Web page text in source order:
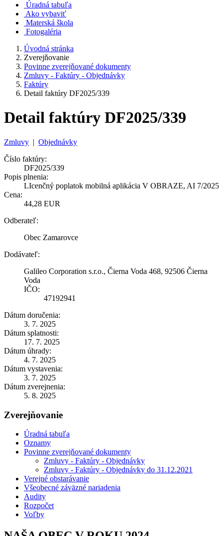
Úradná tabuľa
Ako vybaviť
Materská škola
Fotogaléria
Úvodná stránka
Zverejňovanie
Povinne zverejňované dokumenty
Zmluvy - Faktúry - Objednávky
Faktúry
Detail faktúry DF2025/339
Detail faktúry DF2025/339
Zmluvy | Objednávky
Číslo faktúry:
DF2025/339
Popis plnenia:
LIcenčný poplatok mobilná aplikácia V OBRAZE, AI 7/2025
Cena:
44,28 EUR
Odberateľ:
Obec Zamarovce
Dodávateľ:
Galileo Corporation s.r.o., Čierna Voda 468, 92506 Čierna
Voda
IČO:
47192941
Dátum doručenia:
3. 7. 2025
Dátum splatnosti:
17. 7. 2025
Dátum úhrady:
4. 7. 2025
Dátum vystavenia:
3. 7. 2025
Dátum zverejnenia:
5. 8. 2025
Zverejňovanie
Úradná tabuľa
Oznamy
Povinne zverejňované dokumenty
Zmluvy - Faktúry - Objednávky
Zmluvy - Faktúry - Objednávky do 31.12.2021
Verejné obstarávanie
Všeobecné záväzné nariadenia
Audity
Rozpočet
Voľby